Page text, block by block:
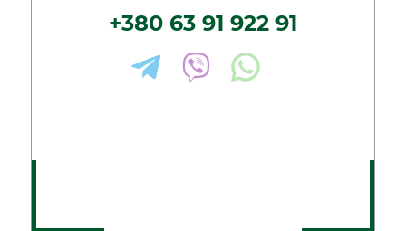
+380 63 91 922 91